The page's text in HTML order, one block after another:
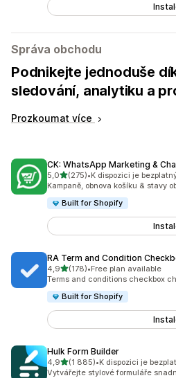
Správa obchodu
Podnikejte jednoduše
sledování, analytiku a
Prozkoumat více
CK: WhatsApp Marketing &
5,0z 5 hvězd
(275)
Celkový počet recenzí: 275
•K dispozici je
Kampaně, obnova košíku & stavy
Built for Shopify
RA Term and Condition
4,9z 5 hvězd
(178)
Celkový počet recenzí: 178
•Free plan available
Terms and conditions checkbox
Built for Shopify
Hulk Form Builder
4,9z 5 hvězd
(1 885)
Celkový počet recenzí: 1885
•K dispozici je
Vytvářejte stylové formuláře